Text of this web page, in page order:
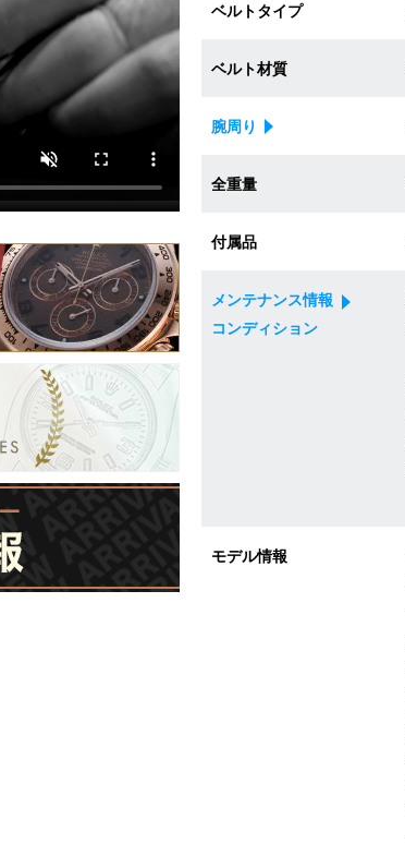
ベルトタイプ
ベルト材質
腕周り
全重量
付属品
メンテナンス情報
コンディション
モデル情報